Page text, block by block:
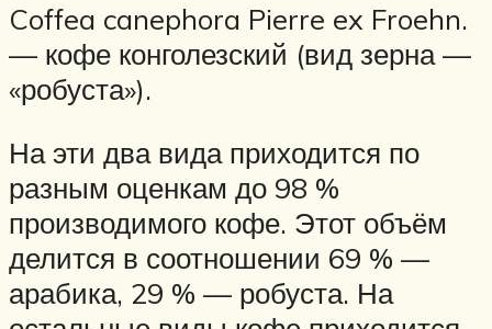
Coffea canephora Pierre ex Froehn.
— кофе конголезский (вид зерна —
«робуста»).
На эти два вида приходится по
разным оценкам до 98 %
производимого кофе. Этот объём
делится в соотношении 69 % —
арабика, 29 % — робуста. На